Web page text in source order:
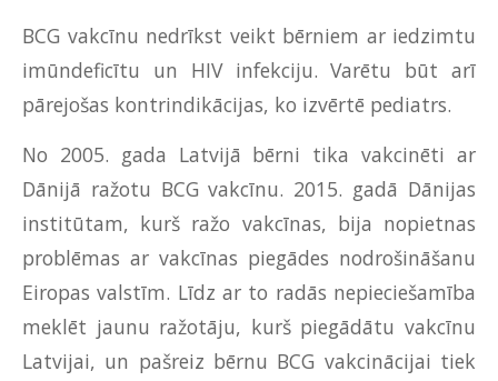
BCG vakcīnu nedrīkst veikt bērniem ar iedzimtu
imūndeficītu un HIV infekciju. Varētu būt arī
pārejošas kontrindikācijas, ko izvērtē pediatrs.
No 2005. gada Latvijā bērni tika vakcinēti ar
Dānijā ražotu BCG vakcīnu. 2015. gadā Dānijas
institūtam, kurš ražo vakcīnas, bija nopietnas
problēmas ar vakcīnas piegādes nodrošināšanu
Eiropas valstīm. Līdz ar to radās nepieciešamība
meklēt jaunu ražotāju, kurš piegādātu vakcīnu
Latvijai, un pašreiz bērnu BCG vakcinācijai tiek